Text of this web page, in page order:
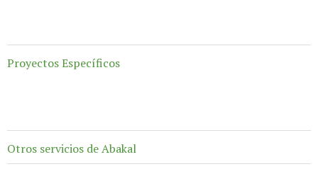
Proyectos Específicos
Otros servicios de Abakal